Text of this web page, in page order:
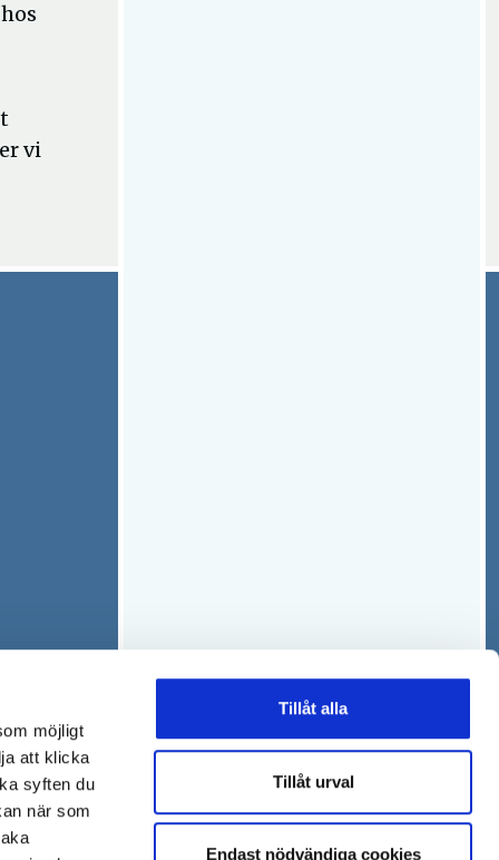
möjligt
att klicka
syften du
när som
Tillåt alla
Tillåt urval
Endast nödvändiga cookies
vi